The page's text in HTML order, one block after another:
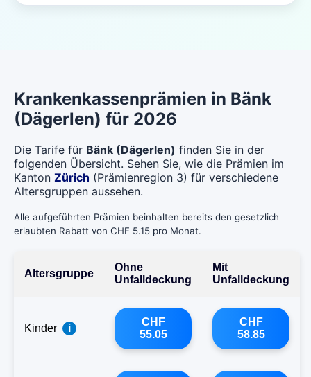
Krankenkassenprämien in Bänk
(Dägerlen) für 2026
Die Tarife für Bänk (Dägerlen) finden Sie in der
folgenden Übersicht. Sehen Sie, wie die Prämien im
Kanton Zürich (Prämienregion 3) für verschiedene
Altersgruppen aussehen.
Alle aufgeführten Prämien beinhalten bereits den gesetzlich
erlaubten Rabatt von CHF 5.15 pro Monat.
Altersgruppe
Ohne
Unfalldeckung
Mit
Unfalldeckung
Kinder i
CHF
55.05
CHF
58.85